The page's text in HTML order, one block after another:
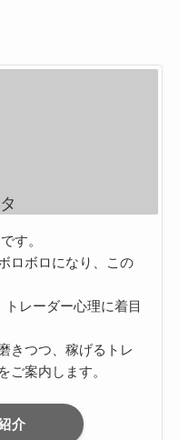
す。
ロボロになり、この
レーダー心理に着目
きつつ、稼げるトレ
ご案内します。
介